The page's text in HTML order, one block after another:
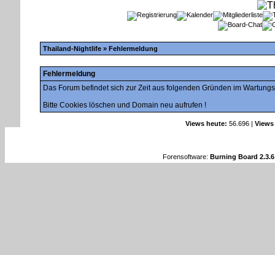
Thailand-Nightlife » Fehlermeldung
Fehlermeldung
Das Forum befindet sich zur Zeit aus folgenden Gründen im
Bitte Cookies löschen und Domain neu aufrufen !
Views heute: 56.696 |
Forensoftware: Burning Board 2.3.6